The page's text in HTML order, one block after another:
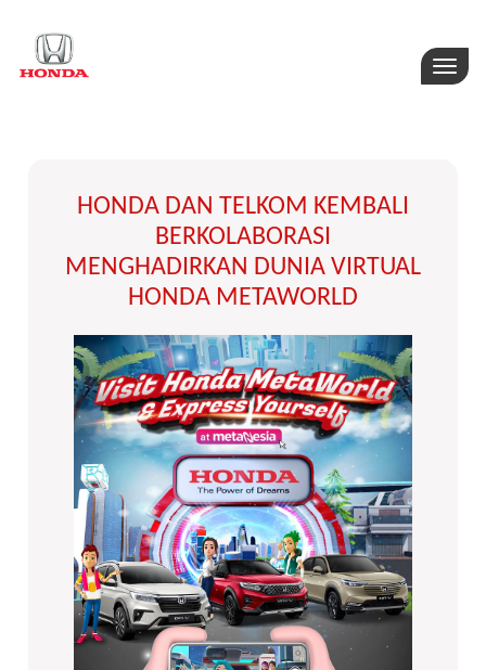
Toggle
HONDA DAN TELKOM KEMBALI
BERKOLABORASI
MENGHADIRKAN DUNIA VIRTUAL
HONDA METAWORLD